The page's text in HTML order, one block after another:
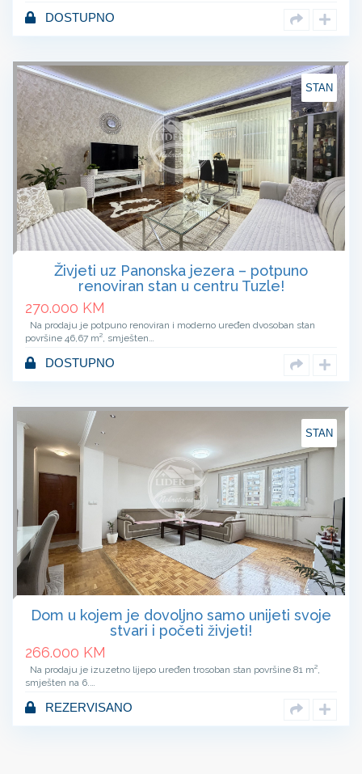
DOSTUPNO
STAN
Živjeti uz Panonska jezera – potpuno
renoviran stan u centru Tuzle!
270.000 KM
Na prodaju je potpuno renoviran i moderno uređen dvosoban stan
površine 46,67 m², smješten…
DOSTUPNO
STAN
Dom u kojem je dovoljno samo unijeti svoje
stvari i početi živjeti!
266.000 KM
Na prodaju je izuzetno lijepo uređen trosoban stan površine 81 m²,
smješten na 6.…
REZERVISANO